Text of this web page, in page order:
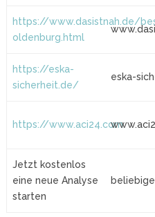
https://www.dasistnah.de/
oldenburg.html
https://eska-
sicherheit.de/
eska-
https://www.aci24.com
Jetzt kostenlos
eine neue Analyse
starten